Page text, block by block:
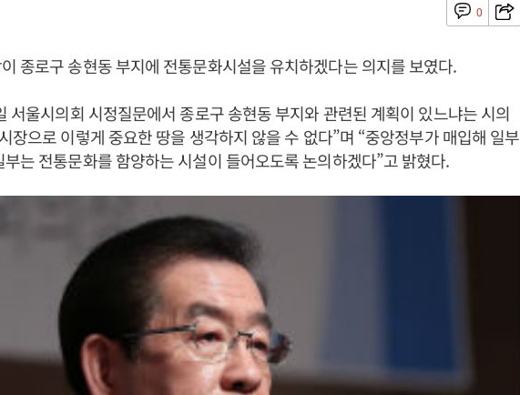
0
종로구 송현동 부지에 전통문화시설을 유치하겠다는 의지를 보였다.
서울시의회 시정질문에서 종로구 송현동 부지와 관련된 계획이 있느냐는 시의
장으로 이렇게 중요한 땅을 생각하지 않을 수 없다”며 “중앙정부가 매입해 일부
는 전통문화를 함양하는 시설이 들어오도록 논의하겠다”고 밝혔다.